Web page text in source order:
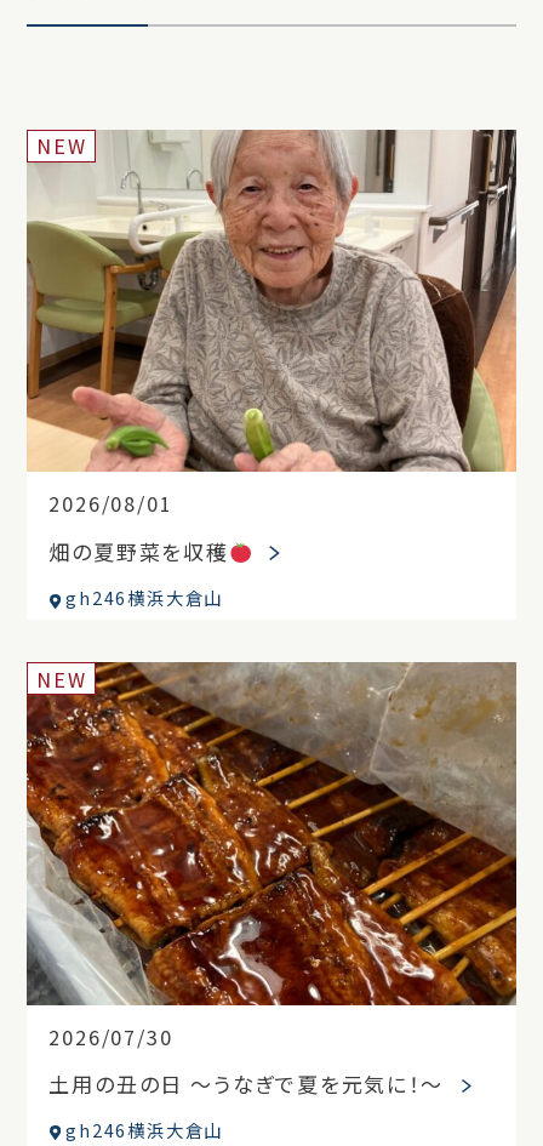
2026/08/01
NEW
畑の夏野菜を収穫
gh246横浜大倉山
2026/07/30
NEW
土用の丑の日 ～うなぎで夏を元気に！～
gh246横浜大倉山